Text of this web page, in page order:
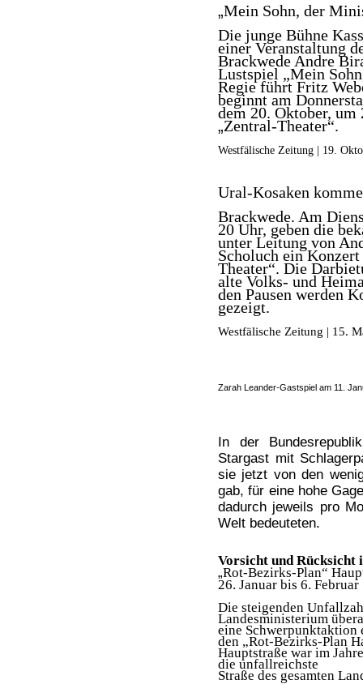
„Mein Sohn, der
Die junge Bühne
einer Veranstaltung
Brackwede Andre
Lustspiel „Mein
Regie führt Fritz
beginnt am
dem 20. Oktober,
„Zentral-Theater“.
Westfälische Zeitung | 19.
Ural-Kosaken
Brackwede. Am
20 Uhr, geben die
unter Leitung von
Scholuch ein
Theater“. Die
alte Volks- und
den Pausen werden
gezeigt.
Westfälische Zeitung | 15.
Zarah Leander-Gastspiel am 11.
In der
Stargast mit
sie jetzt von den
gab, für eine hohe
dadurch jeweils pro
Welt bedeuteten.
Vorsicht und Rücksicht
„Rot-Bezirks-Plan“
26. Januar bis 6. Februar
Die steigenden
Landesministerium
eine Schwerpunktaktion
den „Rot-Bezirks-Plan
Hauptstraße war im
die unfallreichste
Straße des gesamten